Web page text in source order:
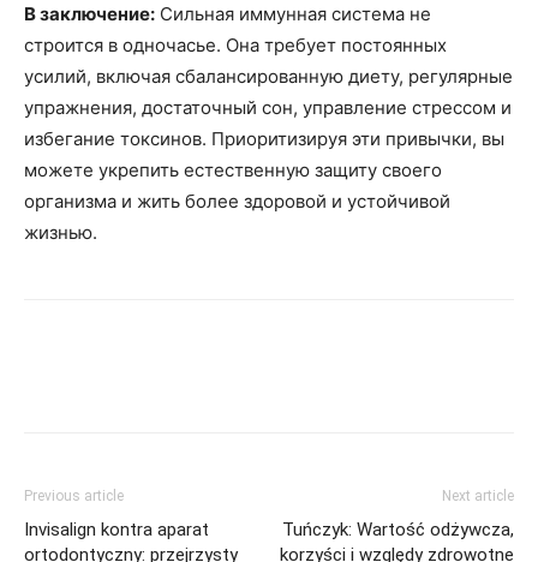
В заключение: Сильная иммунная система не
строится в одночасье. Она требует постоянных
усилий, включая сбалансированную диету, регулярные
упражнения, достаточный сон, управление стрессом и
избегание токсинов. Приоритизируя эти привычки, вы
можете укрепить естественную защиту своего
организма и жить более здоровой и устойчивой
жизнью.
Previous article
Invisalign kontra aparat
ortodontyczny: przejrzysty
Next article
Tuńczyk: Wartość odżywcza,
korzyści i względy zdrowotne